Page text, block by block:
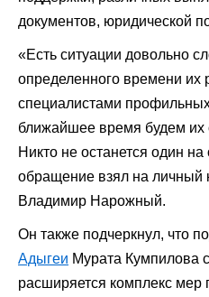
документов, юридической
«Есть ситуации довольно
определенного времени их
специалистами
ближайшее время будем их
Никто не останется один
обращение взял на личный
Владимир Нарожный.
Он также подчеркнул, что
Адыгеи Мурата Кумпилова
расширяется комплекс мер